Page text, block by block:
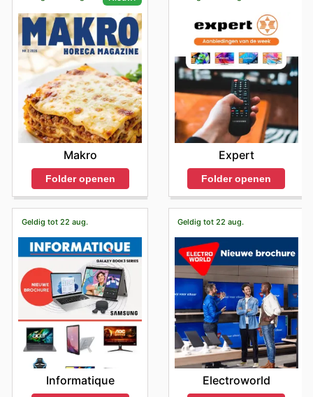
Makro
Folder openen
Expert
Folder openen
Geldig tot 22 aug.
Informatique
Geldig tot 22 aug.
Electroworld